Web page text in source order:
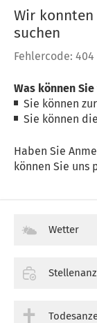
Wir
suchen
Fehlercode: 404
Was können
Sie können
Sie können
Haben Sie
können Sie uns
Wetter